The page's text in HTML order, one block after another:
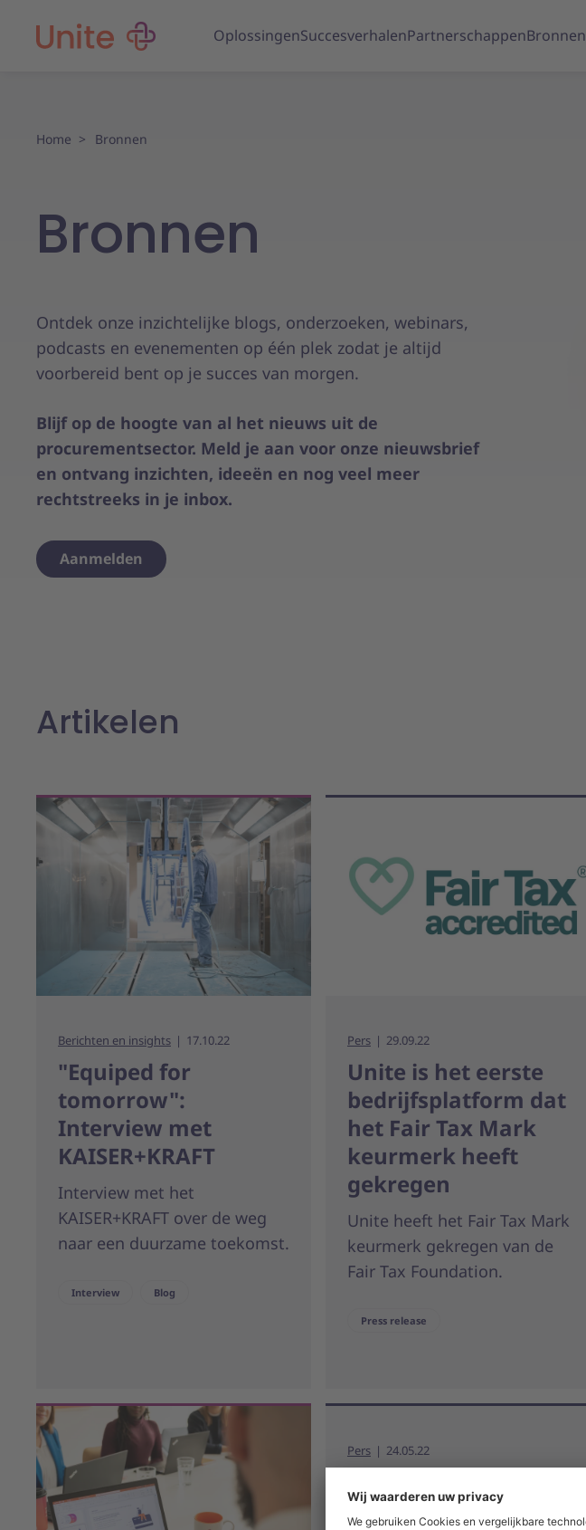
OplossingenSuccesverhalenPartnerschappenBronnen
Home Bronnen
Bronnen
Ontdek onze inzichtelijke blogs, onderzoeken, webinars,
podcasts en evenementen op één plek zodat je altijd
voorbereid bent op je succes van morgen.
Blijf op de hoogte van al het nieuws uit de
procurementsector. Meld je aan voor onze nieuwsbrief
en ontvang inzichten, ideeën en nog veel meer
rechtstreeks in je inbox.
Aanmelden
Artikelen
Berichten en insights 17.10.22
"Equiped for
tomorrow":
Interview met
KAISER+KRAFT
Interview met het
KAISER+KRAFT over de weg
naar een duurzame toekomst.
Interview Blog
Pers 29.09.22
Unite is het eerste
bedrijfsplatform dat
het Fair Tax Mark
keurmerk heeft
gekregen
Unite heeft het Fair Tax Mark
keurmerk gekregen van de
Fair Tax Foundation.
Press release
Pers 24.05.22
boekjaar 2021 af